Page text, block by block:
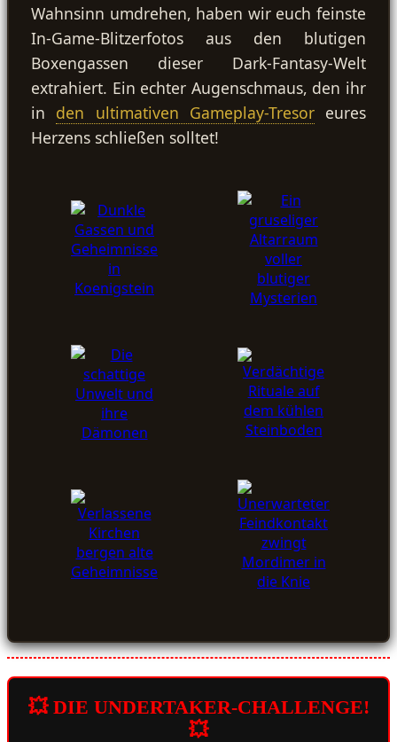
Wahnsinn umdrehen, haben wir euch feinste
In-Game-Blitzerfotos aus den blutigen
Boxengassen dieser Dark-Fantasy-Welt
extrahiert. Ein echter Augenschmaus, den ihr
in den ultimativen Gameplay-Tresoreures
Herzens schließen solltet!
💥 DIE UNDERTAKER-CHALLENGE!
💥